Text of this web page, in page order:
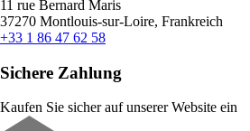
11 rue Bernard Maris
37270 Montlouis-sur-Loire, Frankreich
+33 1 86 47 62 58
Sichere Zahlung
Kaufen Sie sicher auf unserer Website ein